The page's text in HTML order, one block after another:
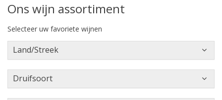
Ons wijn assortiment
Selecteer uw favoriete wijnen
Land/Streek
Druifsoort